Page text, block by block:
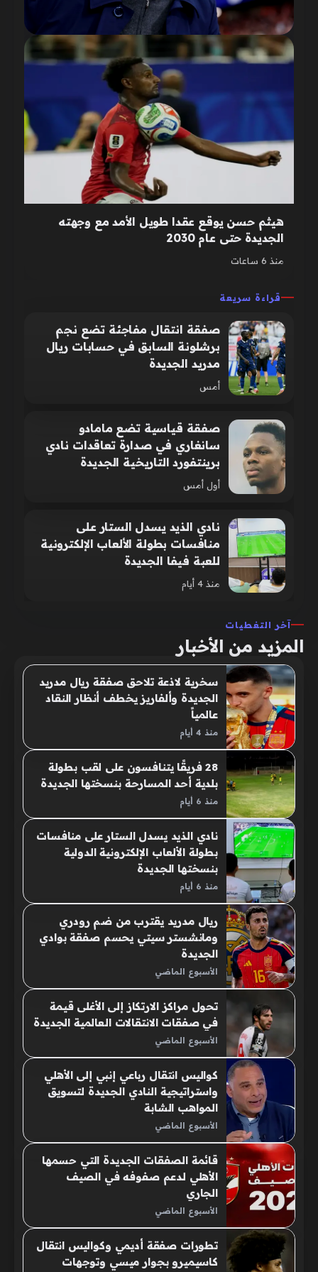
هيثم حسن يوقع عقدا طويل الأمد مع وجهته
الجديدة حتى عام 2030
منذ 6 ساعات
قراءة سريعة
صفقة انتقال مفاجئة تضع نجم
برشلونة السابق في حسابات ريال
مدريد الجديدة
أمس
صفقة قياسية تضع مامادو
سانغاري في صدارة تعاقدات نادي
برينتفورد التاريخية الجديدة
أول أمس
نادي الذيد يسدل الستار على
منافسات بطولة الألعاب الإلكترونية
للعبة فيفا الجديدة
منذ 4 أيام
آخر التغطيات
المزيد من الأخبار
سخرية لاذعة تلاحق صفقة ريال مدريد
الجديدة وألفاريز يخطف أنظار النقاد
عالمياً
منذ 4 أيام
28 فريقًا يتنافسون على لقب بطولة
بلدية أحد المسارحة بنسختها الجديدة
منذ 6 أيام
نادي الذيد يسدل الستار على منافسات
بطولة الألعاب الإلكترونية الدولية
بنسختها الجديدة
منذ 6 أيام
ريال مدريد يقترب من ضم رودري
ومانشستر سيتي يحسم صفقة بوادي
الجديدة
الأسبوع الماضي
تحول مراكز الارتكاز إلى الأغلى قيمة
في صفقات الانتقالات العالمية الجديدة
الأسبوع الماضي
كواليس انتقال رباعي إنبي إلى الأهلي
واستراتيجية النادي الجديدة لتسويق
المواهب الشابة
الأسبوع الماضي
قائمة الصفقات الجديدة التي حسمها
الأهلي لدعم صفوفه في الصيف
الجاري
الأسبوع الماضي
تطورات صفقة أديمي وكواليس انتقال
كاسيميرو بجوار ميسي وتوجهات